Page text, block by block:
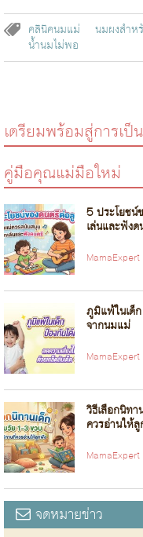
คลินิคนมแม่ นมผงสำห
น้ำนมไม่พอ
เตรียมพร้อมสู่การเป็
คู่มือคุณแม่มือใหม่
5 ประโยช
เล่นและฟังด
MamaExpert
ภูมิแพ้ในเด็
จากนมแม่
MamaExpert
วิธีเลือกนิท
ควรอ่านให้
MamaExpert
จดหมายข่าว